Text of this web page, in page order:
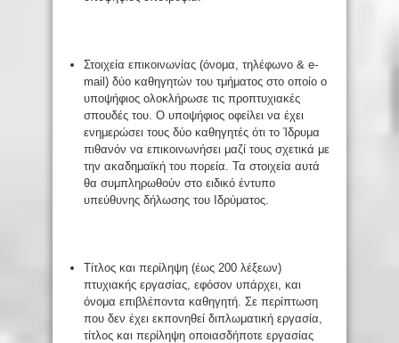
Στοιχεία επικοινωνίας (όνομα, τηλέφωνο & e-
mail) δύο καθηγητών του τμήματος στο οποίο ο
υποψήφιος ολοκλήρωσε τις προπτυχιακές
σπουδές του. Ο υποψήφιος οφείλει να έχει
ενημερώσει τους δύο καθηγητές ότι το Ίδρυμα
πιθανόν να επικοινωνήσει μαζί τους σχετικά με
την ακαδημαϊκή του πορεία. Τα στοιχεία αυτά
θα συμπληρωθούν στο ειδικό έντυπο
υπεύθυνης δήλωσης του Ιδρύματος.
Τίτλος και περίληψη (έως 200 λέξεων)
πτυχιακής εργασίας, εφόσον υπάρχει, και
όνομα επιβλέποντα καθηγητή. Σε περίπτωση
που δεν έχει εκπονηθεί διπλωματική εργασία,
τίτλος και περίληψη οποιασδήποτε εργασίας